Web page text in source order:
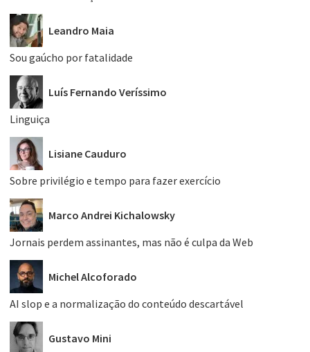
Leandro Maia
Sou gaúcho por fatalidade
Luís Fernando Veríssimo
Linguiça
Lisiane Cauduro
Sobre privilégio e tempo para fazer exercício
Marco Andrei Kichalowsky
Jornais perdem assinantes, mas não é culpa da Web
Michel Alcoforado
AI slop e a normalização do conteúdo descartável
Gustavo Mini